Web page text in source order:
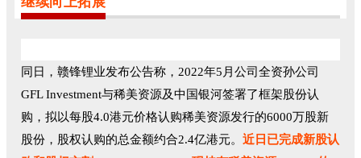
同日，赣锋锂业发布公告称，2022年5月公司全资孙公司
GFL Investment与稀美资源及中国银河签署了框架股份认
购，拟以每股4.0港元价格认购稀美资源发行的6000万股新
股份，股权认购的总金额约合2.4亿港元。 近日已完成新股认